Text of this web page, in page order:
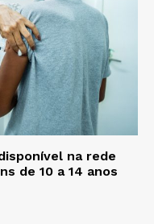
na rede
de 10 a 14 anos